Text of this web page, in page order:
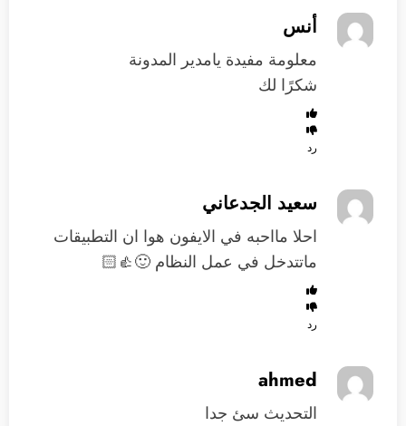
أنس
معلومة مفيدة يامدير المدونة
شكرًا لك
رد
سعيد الجدعاني
احلا مااحبه في الايفون هوا ان التطبيقات
ماتتدخل في عمل النظام 🙂👍🏻
رد
ahmed
التحديث سئ جدا